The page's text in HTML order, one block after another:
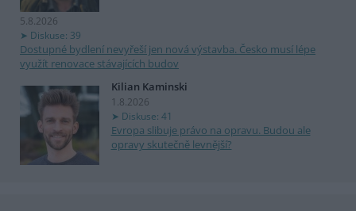
5.8.2026
Diskuse: 39
Dostupné bydlení nevyřeší jen nová výstavba. Česko musí lépe
využít renovace stávajících budov
Kilian Kaminski
1.8.2026
Diskuse: 41
Evropa slibuje právo na opravu. Budou ale
opravy skutečně levnější?